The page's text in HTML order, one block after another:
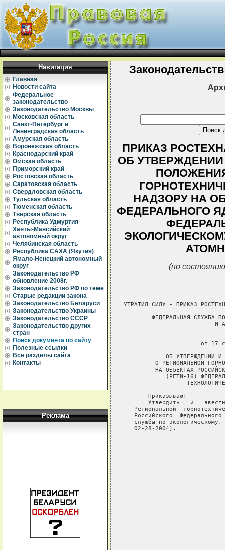
Навигация
Главная
Новости сайта
Федеральное
законодательство
Законодательство Москвы
Московская область
Санкт-Петербург и
Ленинградская область
Амурская область
Воронежская область
Краснодарский край
Омская область
Приморский край
Ростовская область
Саратовская область
Свердловская область
Тульская область
Тюменская область
Тверская область
Республика Удмуртия
Ханты-Мансийский
автономный округ
Челябинская область
Республика САХА (Якутия)
Ямало-Ненецкий автономный
округ
Законодательство РФ
обновление 2008г.
Законодательство РФ по теме
Старые редакции закона
Законодательство Беларуси
Законодательство Украины
Законодательство СССР
Законодательство других
стран
Поиск документа по сайту
Полезные ссылки
Все разделы сайта
Контакты
Реклама
ПРИКАЗ
ОБ
НАДЗОРУ НА
ФЕДЕРАЛЬНОГО
(по